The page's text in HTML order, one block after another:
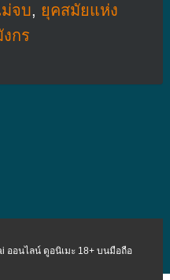
ม่จบ, ยุคสมัยแห่ง
งกร
ออนไลน์ ดูอนิเมะ 18+ บนมือถือ